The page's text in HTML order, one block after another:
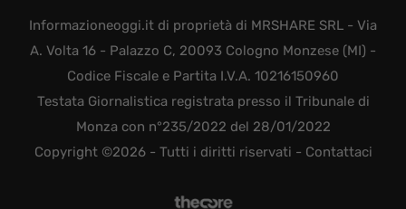
Informazioneoggi.it di proprietà di MRSHARE SRL - Via
A. Volta 16 - Palazzo C, 20093 Cologno Monzese (MI) -
Codice Fiscale e Partita I.V.A. 10216150960
Testata Giornalistica registrata presso il Tribunale di
Monza con n°235/2022 del 28/01/2022
Copyright ©2026 - Tutti i diritti riservati - Contattaci